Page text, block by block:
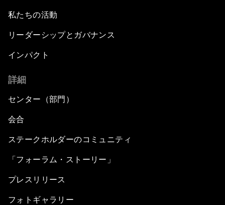
私たちの活動
リーダーシップとガバナンス
インパクト
詳細
センター（部門）
会合
ステークホルダーのコミュニティ
「フォーラム・ストーリー」
プレスリリース
フォトギャラリー